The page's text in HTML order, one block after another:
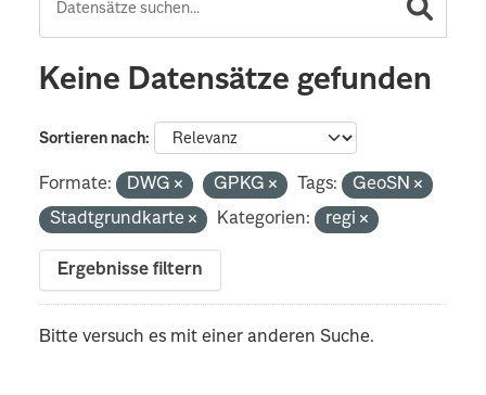
Keine Datensätze gefunden
Sortieren nach
Formate: DWG GPKG Tags:
GeoSN
Stadtgrundkarte
Kategorien: regi
Ergebnisse filtern
Bitte versuch es mit einer anderen Suche.